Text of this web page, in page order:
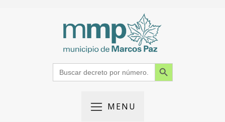
Search
for:
Search Button
MENU